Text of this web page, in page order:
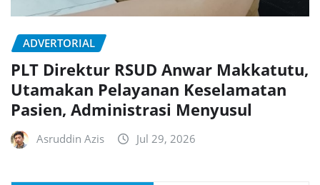
ADVERTORIAL
PLT Direktur RSUD Anwar Makkatutu,
Utamakan Pelayanan Keselamatan
Pasien, Administrasi Menyusul
Asruddin Azis Jul 29, 2026